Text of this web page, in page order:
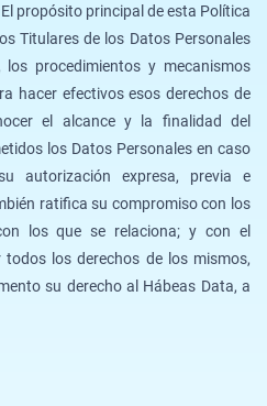
propósito principal de esta Política
Titulares de los Datos Personales
procedimientos y mecanismos
hacer efectivos esos derechos de
el alcance y la finalidad del
los Datos Personales en caso
autorización expresa, previa e
ratifica su compromiso con los
los que se relaciona; y con el
los derechos de los mismos,
su derecho al Hábeas Data, a